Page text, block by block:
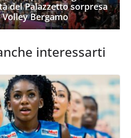
del Palazzetto sorpresa
Bergamo
interessarti